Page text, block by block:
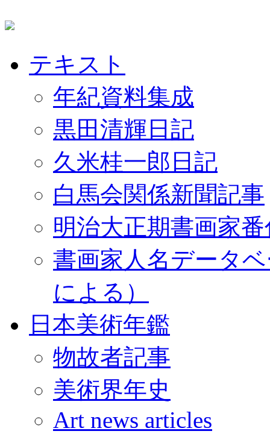
テキスト
年紀資料集成
黒田清輝日記
久米桂一郎日記
白馬会関係新聞記事
明治大正期書画家
書画家人名データ
による）
日本美術年鑑
物故者記事
美術界年史
Art news articles